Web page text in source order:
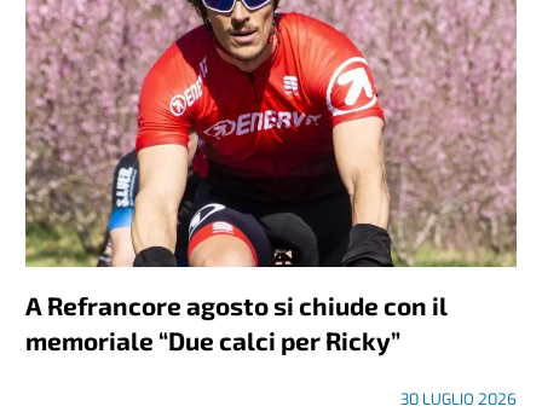
A Refrancore agosto si chiude con il
memoriale “Due calci per Ricky”
30 LUGLIO 2026